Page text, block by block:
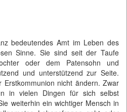
bedeutendes Amt im Leben des
Sinne. Sie sind seit der Taufe
oder dem Patensohn und
und unterstützend zur Seite.
nicht ändern. Zwar
in vielen Dingen für sich selbst
weiterhin ein wichtiger Mensch in